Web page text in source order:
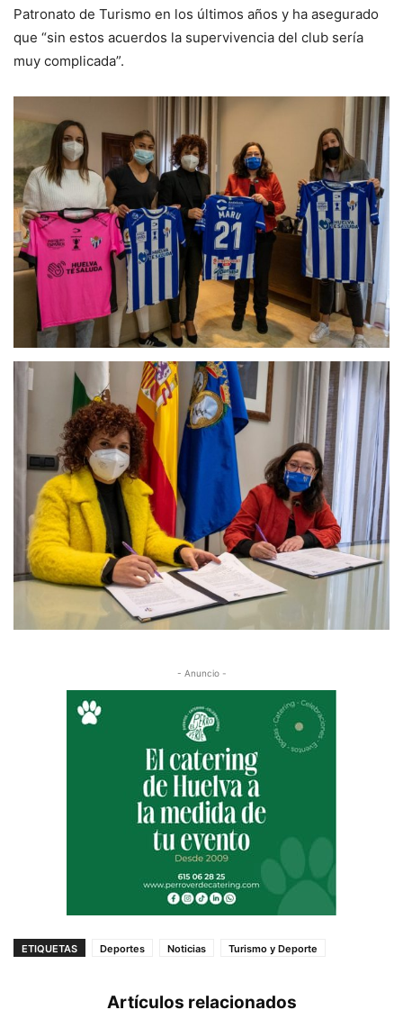
Patronato de Turismo en los últimos años y ha asegurado
que “sin estos acuerdos la supervivencia del club sería
muy complicada”.
- Anuncio -
ETIQUETAS Deportes Noticias Turismo y Deporte
Artículos relacionados